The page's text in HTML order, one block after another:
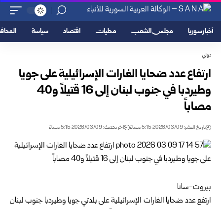
أخبار سوريا مجلس الشعب محليات اقتصاد سياسة
دولي
ارتفاع عدد ضحايا الغارات الإسرائيلية على جويا
وطيردبا في جنوب لبنان إلى 16 قتيلاً و40
مصاباً
تاريخ النشر: 2026/03/09 5:15 مساءً اخر تحديث: 2026/03/09 5:15 مساءً
بيروت-سانا
ارتفع عدد ضحايا الغارات الإسرائيلية على بلدتي جويا وطيردبا جنوب لبنان